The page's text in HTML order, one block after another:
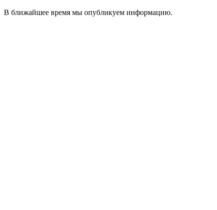
В ближайшее время мы опубликуем информацию.